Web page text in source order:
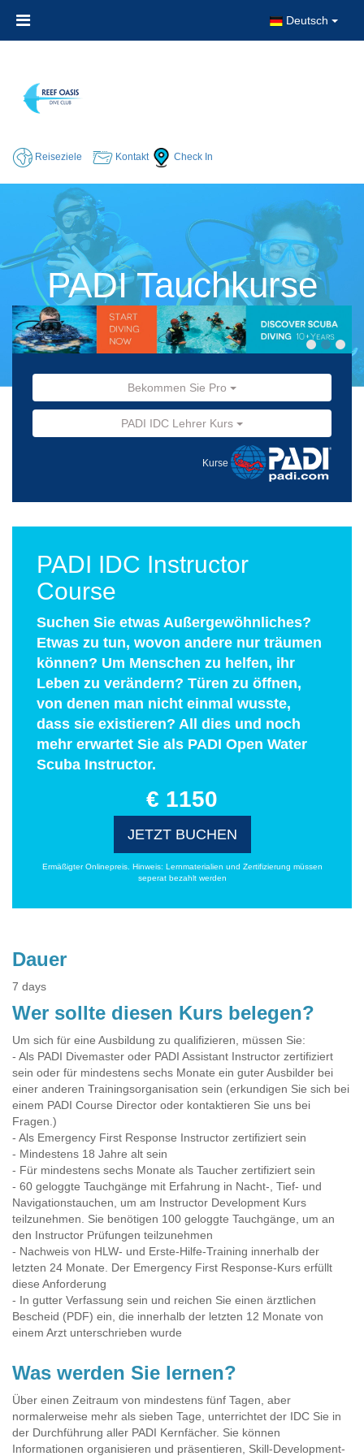
Deutsch
Reiseziele Kontakt Check In
PADI Tauchkurse
Bekommen Sie Pro
PADI IDC Lehrer Kurs
Kurse
PADI IDC Instructor
Course
Suchen Sie etwas Außergewöhnliches?
Etwas zu tun, wovon andere nur träumen
können? Um Menschen zu helfen, ihr
Leben zu verändern? Türen zu öffnen,
von denen man nicht einmal wusste,
dass sie existieren? All dies und noch
mehr erwartet Sie als PADI Open Water
Scuba Instructor.
€ 1150
JETZT BUCHEN
Ermäßigter Onlinepreis. Hinweis: Lernmaterialien und Zertifizierung müssen
seperat bezahlt werden
Dauer
7 days
Wer sollte diesen Kurs belegen?
Um sich für eine Ausbildung zu qualifizieren, müssen Sie:
- Als PADI Divemaster oder PADI Assistant Instructor zertifiziert
sein oder für mindestens sechs Monate ein guter Ausbilder bei
einer anderen Trainingsorganisation sein (erkundigen Sie sich bei
einem PADI Course Director oder kontaktieren Sie uns bei
Fragen.)
- Als Emergency First Response Instructor zertifiziert sein
- Mindestens 18 Jahre alt sein
- Für mindestens sechs Monate als Taucher zertifiziert sein
- 60 geloggte Tauchgänge mit Erfahrung in Nacht-, Tief- und
Navigationstauchen, um am Instructor Development Kurs
teilzunehmen. Sie benötigen 100 geloggte Tauchgänge, um an
den Instructor Prüfungen teilzunehmen
- Nachweis von HLW- und Erste-Hilfe-Training innerhalb der
letzten 24 Monate. Der Emergency First Response-Kurs erfüllt
diese Anforderung
- In gutter Verfassung sein und reichen Sie einen ärztlichen
Bescheid (PDF) ein, die innerhalb der letzten 12 Monate von
einem Arzt unterschrieben wurde
Was werden Sie lernen?
Über einen Zeitraum von mindestens fünf Tagen, aber
normalerweise mehr als sieben Tage, unterrichtet der IDC Sie in
der Durchführung aller PADI Kernfächer. Sie können
Informationen organisieren und präsentieren, Skill-Development-